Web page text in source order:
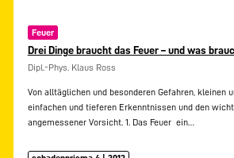
Feuer
Drei Dinge braucht das Feuer – und was
Dipl.-Phys. Klaus Ross
Von alltäglichen und besonderen Gefahren, kleinen
einfachen und tieferen Erkenntnissen und den
angemessener Vorsicht. 1. Das Feuer  ein…